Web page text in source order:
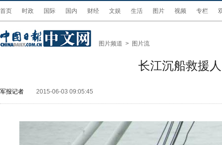
首页 时政 国际 国内 财经 文娱 生活 图片 视频 专栏
图片频道 > 图片流
长江沉船救援
军报记者 2015-06-03 09:05:45